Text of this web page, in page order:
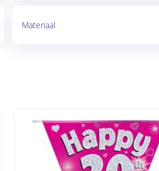
Materiaal